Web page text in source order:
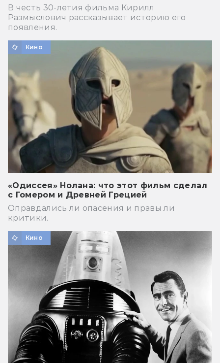
В честь 30-летия фильма Кирилл
Размыслович рассказывает историю его
появления.
Кино
«Одиссея» Нолана: что этот фильм сделал
с Гомером и Древней Грецией
Оправдались ли опасения и правы ли
критики.
Кино